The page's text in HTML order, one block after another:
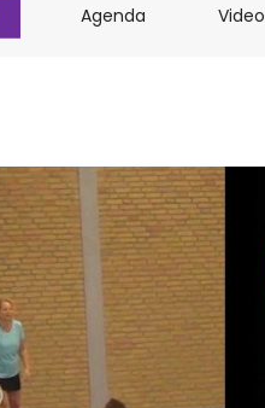
Agenda (current)